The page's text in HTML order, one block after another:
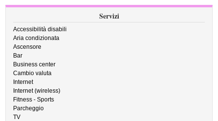
Servizi
Accessibilità disabili
Aria condizionata
Ascensore
Bar
Business center
Cambio valuta
Internet
Internet (wireless)
Fitness - Sports
Parcheggio
TV